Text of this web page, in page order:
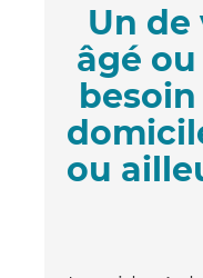
Un de
âgé
ou